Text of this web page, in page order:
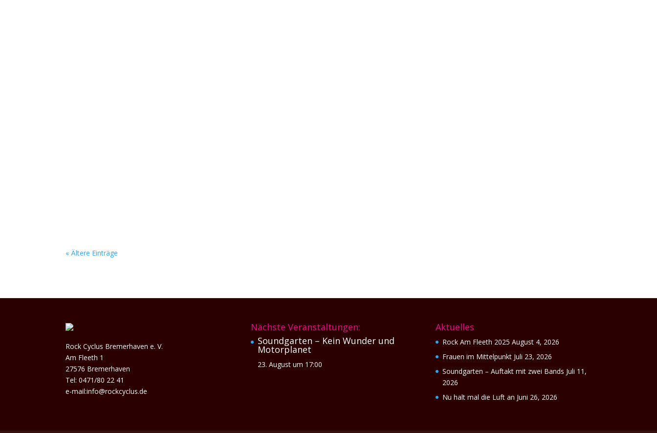
« Ältere Einträge
Rock Cyclus Bremerhaven e. V.
Am Fleeth 1
27576 Bremerhaven
Tel: 0471/80 22 41
e-mail:info@rockcyclus.de
Nächste Veranstaltungen:
Soundgarten – Kein Wunder und
Motorplanet
23. August um 17:00
Aktuelles
Rock Am Fleeth 2025 August 4, 2026
Frauen im Mittelpunkt Juli 23, 2026
Soundgarten – Auftakt mit zwei Bands Juli 11,
2026
Nu halt mal die Luft an Juni 26, 2026